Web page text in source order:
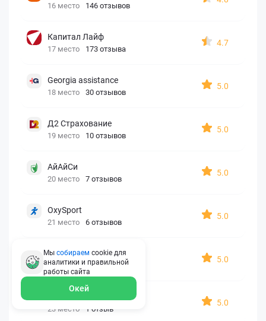
16 место 146 отзывов
Капитал Лайф
17 место 173 отзыва
4.7
Georgia assistance
18 место 30 отзывов
5.0
Д2 Страхование
19 место 10 отзывов
5.0
АйАйСи
20 место 7 отзывов
5.0
OxySport
21 место 6 отзывов
5.0
ERGO AXA
22 место 2 отзыва
5.0
23 место 1 отзыв
5.0
Мы собираем cookie для
аналитики и правильной
работы сайта
Окей